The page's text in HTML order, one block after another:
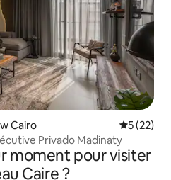
Cairo
5 (22)
Privado Madinaty
moment pour visiter
Caire ?